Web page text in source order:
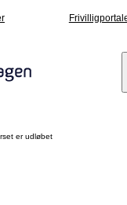
er udløbet